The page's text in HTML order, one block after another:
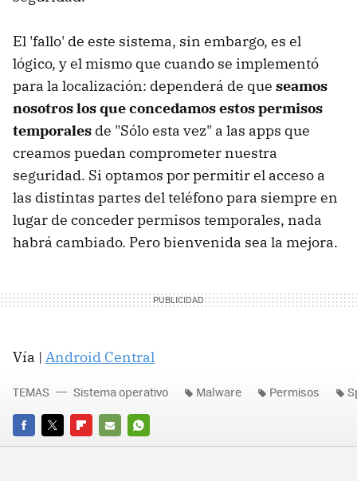
El 'fallo' de este sistema, sin embargo, es el
lógico, y el mismo que cuando se implementó
para la localización: dependerá de que seamos
nosotros los que concedamos estos permisos
temporales de "Sólo esta vez" a las apps que
creamos puedan comprometer nuestra
seguridad. Si optamos por permitir el acceso a
las distintas partes del teléfono para siempre en
lugar de conceder permisos temporales, nada
habrá cambiado. Pero bienvenida sea la mejora.
Vía | Android Central
FACEBOOK
TWITTERFLIPBOARD
E-
WHATSAPP
TEMAS Sistema operativo Malware Permisos